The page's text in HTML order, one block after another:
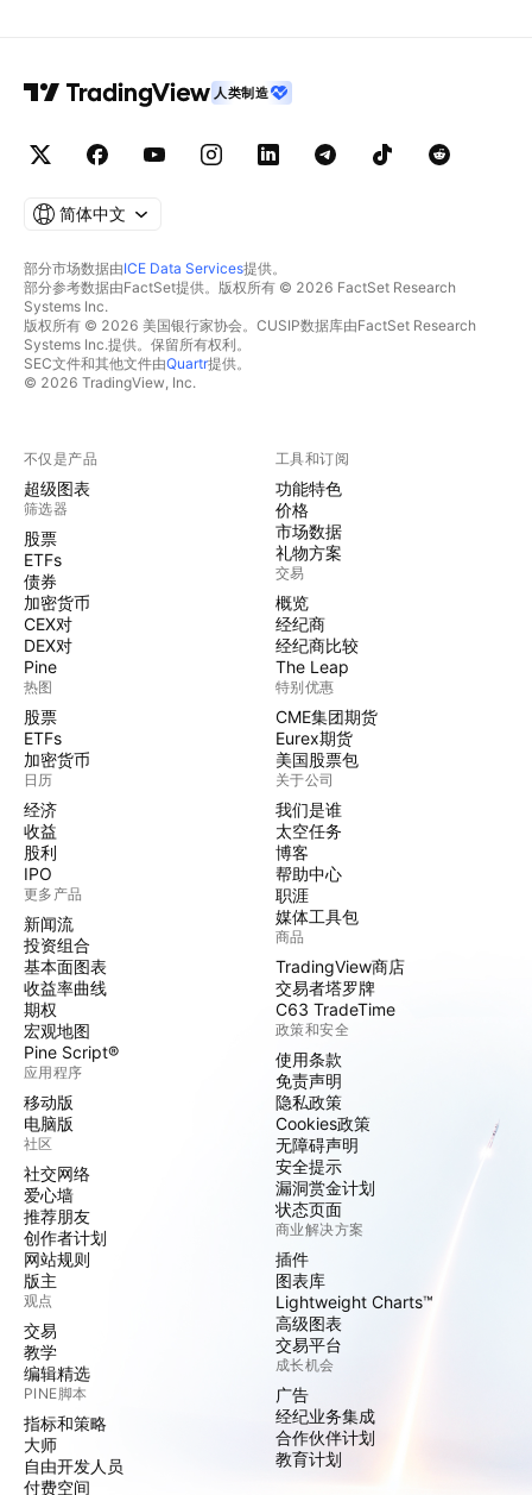
人类制造
简体中文
部分市场数据由ICE Data Services提供。
部分参考数据由FactSet提供。版权所有 © 2026 FactSet Research
Systems Inc.
版权所有 © 2026 美国银行家协会。CUSIP数据库由FactSet Research
Systems Inc.提供。保留所有权利。
SEC文件和其他文件由Quartr提供。
© 2026 TradingView, Inc.
不仅是产品
超级图表
筛选器
股票
ETFs
债券
加密货币
CEX对
DEX对
Pine
热图
股票
ETFs
加密货币
日历
经济
收益
股利
IPO
更多产品
新闻流
投资组合
基本面图表
收益率曲线
期权
宏观地图
Pine Script®
应用程序
移动版
电脑版
社区
社交网络
爱心墙
推荐朋友
创作者计划
网站规则
版主
观点
交易
教学
编辑精选
PINE脚本
指标和策略
大师
自由开发人员
付费空间
工具和订阅
功能特色
价格
市场数据
礼物方案
交易
概览
经纪商
经纪商比较
The Leap
特别优惠
CME集团期货
Eurex期货
美国股票包
关于公司
我们是谁
太空任务
博客
帮助中心
职涯
媒体工具包
商品
TradingView商店
交易者塔罗牌
C63 TradeTime
政策和安全
使用条款
免责声明
隐私政策
Cookies政策
无障碍声明
安全提示
漏洞赏金计划
状态页面
商业解决方案
插件
图表库
Lightweight Charts™
高级图表
交易平台
成长机会
广告
经纪业务集成
合作伙伴计划
教育计划